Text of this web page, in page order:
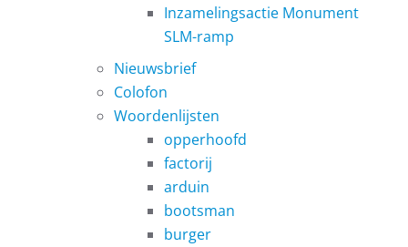
Inzamelingsactie Monument
SLM-ramp
Nieuwsbrief
Colofon
Woordenlijsten
opperhoofd
factorij
arduin
bootsman
burger